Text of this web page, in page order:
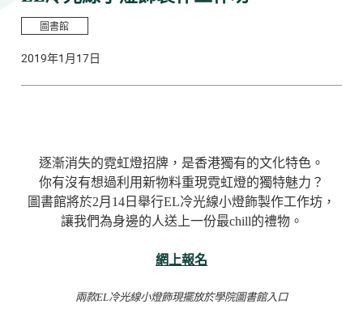
圖書館
2019年1月17日
逐漸消失的霓虹燈招牌，是香港獨有的文化特色。
你有沒有想過利用新物料重現霓虹燈的獨特魅力？
圖書館將於2月14日舉行EL冷光線小燈飾製作工作坊，
讓我們為身邊的人送上一份最chill的禮物。​
網上報名
兩款EL冷光線小燈飾現擺放於學院圖書館入口